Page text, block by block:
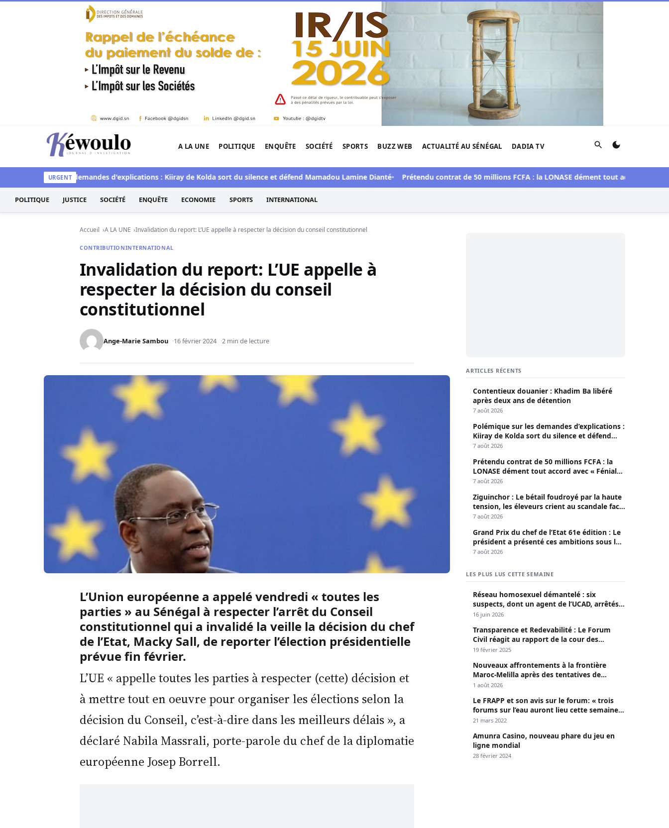
Aller au contenu
Kéwoulo, le premier site d'information et d'investigation de l'Afrique.
A LA UNE POLITIQUE ENQUÊTE SOCIÉTÉ SPORTS BUZZ WEB ACTUALITÉ AU SÉNÉGAL DADIA TV Rechercher
URGENT
sur les demandes d'explications : Kiiray de Kolda sort du silence et défend Mamadou Lamine Dianté Prétendu contrat de 50 millions FCFA : la LONASE dément tout accord avec «
POLITIQUE JUSTICE SOCIÉTÉ ENQUÊTE ECONOMIE SPORTS INTERNATIONAL
Accueil A LA UNE Invalidation du report: L’UE appelle à respecter la décision du conseil constitutionnel
CONTRIBUTIONINTERNATIONAL
Invalidation du report: L’UE appelle à
respecter la décision du conseil
constitutionnel
Ange-Marie Sambou 16 février 2024 2 min de lecture
L’Union européenne a appelé vendredi « toutes les
parties » au Sénégal à respecter l’arrêt du Conseil
constitutionnel qui a invalidé la veille la décision du chef
de l’Etat, Macky Sall, de reporter l’élection présidentielle
prévue fin février.
L’UE « appelle toutes les parties à respecter (cette) décision et
à mettre tout en oeuvre pour organiser les élections selon la
décision du Conseil, c’est-à-dire dans les meilleurs délais », a
déclaré Nabila Massrali, porte-parole du chef de la diplomatie
européenne Josep Borrell.
ARTICLES RÉCENTS
Contentieux douanier : Khadim Ba libéré
après deux ans de détention
7 août 2026
Polémique sur les demandes d’explications :
Kiiray de Kolda sort du silence et défend
Mamadou Lamine Dianté
7 août 2026
Prétendu contrat de 50 millions FCFA : la
LONASE dément tout accord avec « Fénial
Digital » et brandit la menace de poursuites
7 août 2026
Ziguinchor : Le bétail foudroyé par la haute
tension, les éleveurs crient au scandale face
à la Senelec
7 août 2026
Grand Prix du chef de l’Etat 61e édition : Le
président a présenté ces ambitions sous le
thème du fair-play
7 août 2026
LES PLUS LUS CETTE SEMAINE
Réseau homosexuel démantelé : six
suspects, dont un agent de l’UCAD, arrêtés à
Keur Massar ; l’un avoue avoir propagé le
16 juin 2026
Transparence et Redevabilité : Le Forum
Civil réagit au rapport de la cour des
comptes
19 février 2025
Nouveaux affrontements à la frontière
Maroc-Melilla après des tentatives de
passage
1 août 2026
Le FRAPP et son avis sur le forum: « trois
forums sur l’eau auront lieu cette semaine à
Dakar »
21 mars 2022
Amunra Casino, nouveau phare du jeu en
ligne mondial
28 février 2024